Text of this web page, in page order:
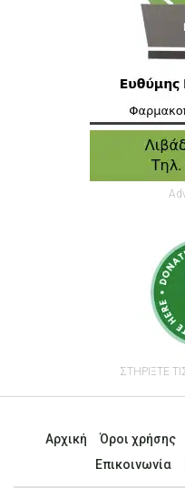
ΣΤΗΡΙΞΤΕ
Αρχική Όροι χρήσης
Επικοινωνία